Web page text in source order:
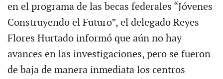
en el programa de las becas federales “Jóvenes
Construyendo el Futuro”, el delegado Reyes
Flores Hurtado informó que aún no hay
avances en las investigaciones, pero se fueron
de baja de manera inmediata los centros